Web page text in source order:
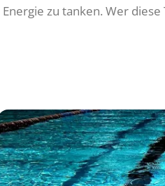
Energie zu tanken. Wer